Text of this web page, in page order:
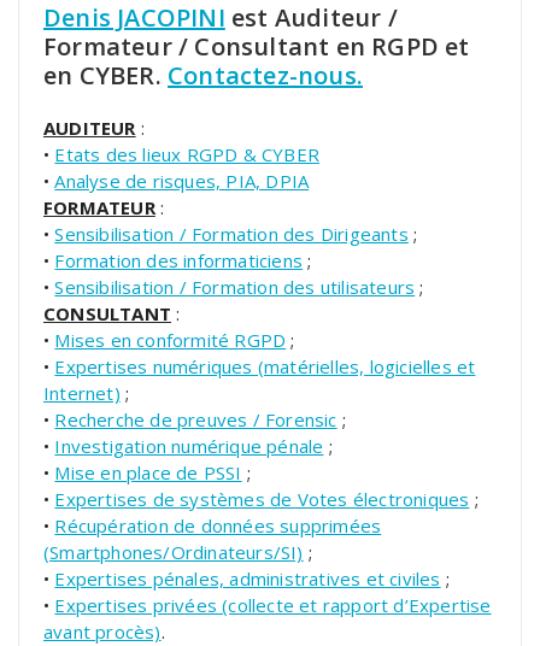
Denis JACOPINI est Auditeur /
Formateur / Consultant en RGPD et
en CYBER. Contactez-nous.
AUDITEUR:
• Etats des lieux RGPD & CYBER
•Analyse de risques, PIA, DPIA
FORMATEUR:
•Sensibilisation / Formation des Dirigeants ;
• Formation des informaticiens ;
•Sensibilisation / Formation des utilisateurs ;
CONSULTANT :
• Mises en conformité RGPD ;
• Expertises numériques (matérielles, logicielles et
Internet) ;
• Recherche de preuves / Forensic ;
• Investigation numérique pénale ;
• Mise en place de PSSI ;
• Expertises de systèmes de Votes électroniques ;
• Récupération de données supprimées
(Smartphones/Ordinateurs/SI) ;
• Expertises pénales, administratives et civiles ;
• Expertises privées (collecte et rapport d’Expertise
avant procès).